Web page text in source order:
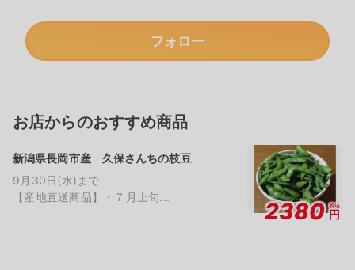
フォロー
お店からのおすすめ商品
新潟県長岡市産 久保さんちの枝豆
9月30日(水)まで
【産地直送商品】・７月上旬...
2380 税込
円